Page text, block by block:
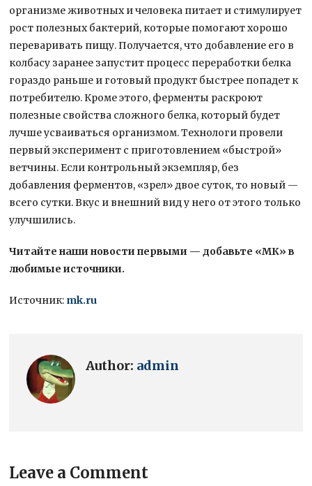
организме животных и человека питает и стимулирует
рост полезных бактерий, которые помогают хорошо
переваривать пищу. Получается, что добавление его в
колбасу заранее запустит процесс переработки белка
гораздо раньше и готовый продукт быстрее попадет к
потребителю. Кроме этого, ферменты раскроют
полезные свойства сложного белка, который будет
лучше усваиваться организмом. Технологи провели
первый эксперимент с приготовлением «быстрой»
ветчины. Если контрольный экземпляр, без
добавления ферментов, «зрел» двое суток, то новый —
всего сутки. Вкус и внешний вид у него от этого только
улучшились.
Читайте наши новости первыми — добавьте «МК» в
любимые источники.
Источник: mk.ru
Author: admin
Leave a Comment